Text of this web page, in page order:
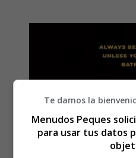
Te damos la
Menudos Peques
para usar tus datos